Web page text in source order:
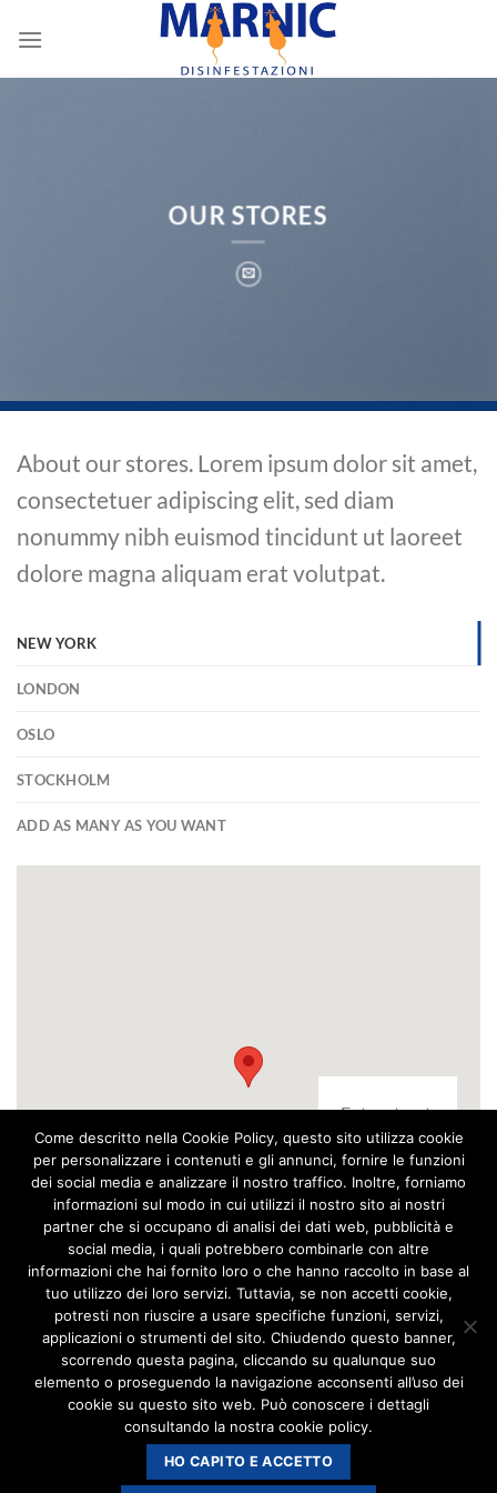
OUR STORES
About our stores. Lorem ipsum dolor sit amet,
consectetuer adipiscing elit, sed diam
nonummy nibh euismod tincidunt ut laoreet
dolore magna aliquam erat volutpat.
NEW YORK
LONDON
OSLO
STOCKHOLM
ADD AS MANY AS YOU WANT
Enter street
adress here.
Or any
other
information
you want.
MARNIC Disinfestazioni di Paola Maria Borsotti | P.IVA
06317360961 C.F. BRSPMR65B57F205O
marnic@legalmail.it
Come descritto nella Cookie Policy, questo sito utilizza cookie
per personalizzare i contenuti e gli annunci, fornire le funzioni
dei social media e analizzare il nostro traffico. Inoltre, forniamo
informazioni sul modo in cui utilizzi il nostro sito ai nostri
partner che si occupano di analisi dei dati web, pubblicità e
social media, i quali potrebbero combinarle con altre
informazioni che hai fornito loro o che hanno raccolto in base al
tuo utilizzo dei loro servizi. Tuttavia, se non accetti cookie,
potresti non riuscire a usare specifiche funzioni, servizi,
applicazioni o strumenti del sito. Chiudendo questo banner,
scorrendo questa pagina, cliccando su qualunque suo
elemento o proseguendo la navigazione acconsenti all’uso dei
cookie su questo sito web. Può conoscere i dettagli
consultando la nostra cookie policy.
HO CAPITO E ACCETTO